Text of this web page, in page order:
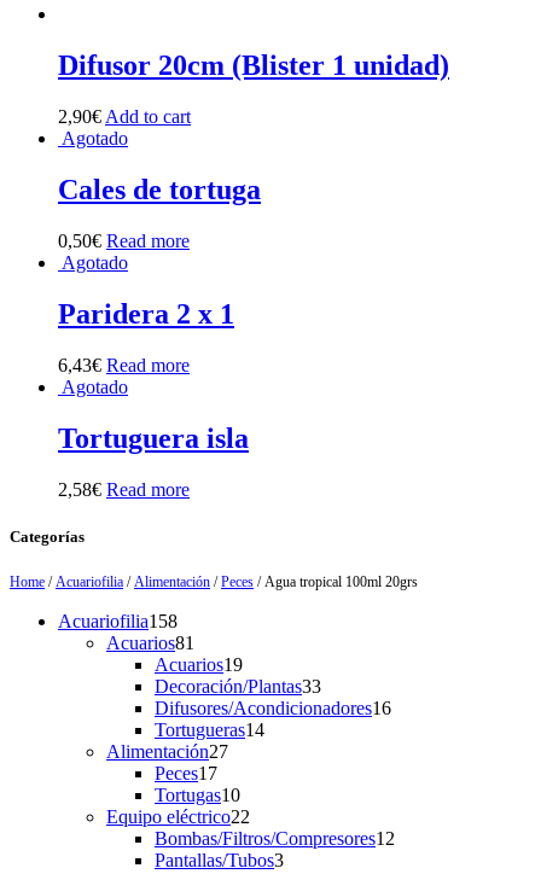
Difusor 20cm (Blister 1 unidad)
2,90€ Add to cart
Agotado
Cales de tortuga
0,50€ Read more
Agotado
Paridera 2 x 1
6,43€ Read more
Agotado
Tortuguera isla
2,58€ Read more
Categorías
Home /Acuariofilia /Alimentación /Peces / Agua tropical 100ml 20grs
Acuariofilia158158
products
Acuarios81
products
Acuarios1919
products
Decoración/Plantas3333
products
Difusores/Acondicionadores1616
Tortugueras1414
Alimentación2727
Peces1717
products
Tortugas1010
products
Equipo eléctrico22
products
Bombas/Filtros/Compresores12
Pantallas/Tubos33